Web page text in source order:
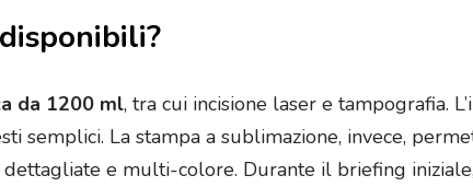
da 1200 ml, tra cui incisione laser e tampografia.
La stampa a sublimazione, invece,
e multi-colore. Durante il briefing